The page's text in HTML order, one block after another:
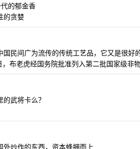
的郁金香
的贪婪
民间广为流传的传统工艺品，它又是很好
布老虎经国务院批准列入第二批国家级非
武将卡么？
炒作的东西，资本蜂拥而上